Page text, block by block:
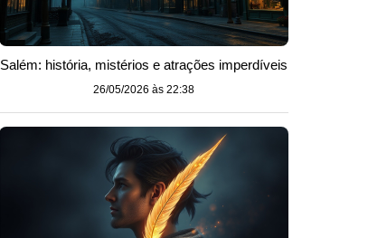
Salém: história, mistérios e atrações imperdíveis
26/05/2026 às 22:38